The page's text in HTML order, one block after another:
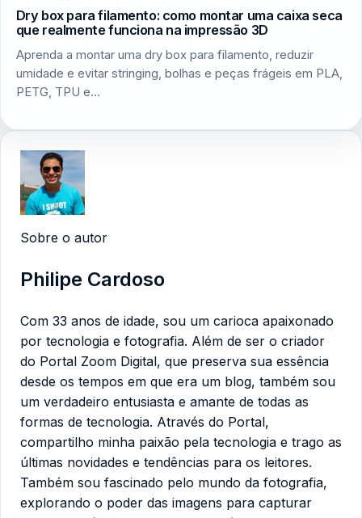
Dry box para filamento: como montar uma caixa seca
que realmente funciona na impressão 3D
Aprenda a montar uma dry box para filamento, reduzir
umidade e evitar stringing, bolhas e peças frágeis em PLA,
PETG, TPU e…
Sobre o autor
Philipe Cardoso
Com 33 anos de idade, sou um carioca apaixonado
por tecnologia e fotografia. Além de ser o criador
do Portal Zoom Digital, que preserva sua essência
desde os tempos em que era um blog, também sou
um verdadeiro entusiasta e amante de todas as
formas de tecnologia. Através do Portal,
compartilho minha paixão pela tecnologia e trago as
últimas novidades e tendências para os leitores.
Também sou fascinado pelo mundo da fotografia,
explorando o poder das imagens para capturar